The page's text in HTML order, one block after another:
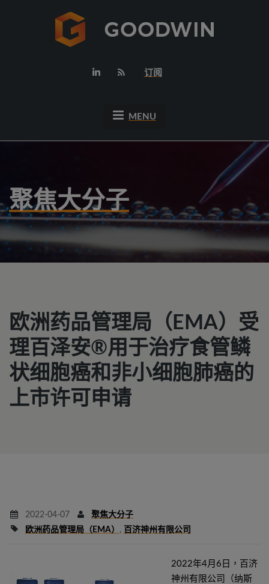
订阅
MENU
聚焦大分子
欧洲药品管理局（EMA）受
理百泽安®用于治疗食管鳞
状细胞癌和非小细胞肺癌的
上市许可申请
2022-04-07
聚焦大分子
欧洲药品管理局（EMA）
, 百济神州有限公司
2022年4月6日，百济
神州有限公司（纳斯